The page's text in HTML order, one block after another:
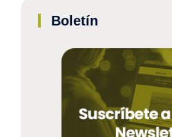
Boletín